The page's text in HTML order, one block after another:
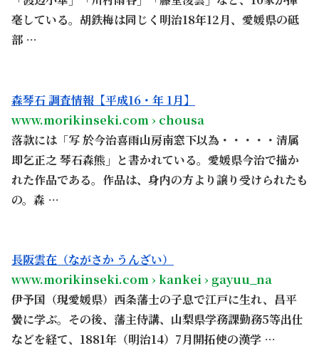
毫している。胡鉄梅は同じく明治18年12月、愛媛県の砥
部 …
森琴石 調査情報【平成16・年 1月】
www.morikinseki.com › chousa
落款には「写 於今治喜雨山房南窓下以為・・・・・清属
即乞正之 琴石森熊」と書かれている。愛媛県今治で描か
れた作品である。作品は、身内の方より譲り受けられたも
の。森 …
長阪雲在（ながさか うんざい）
www.morikinseki.com › kankei › gayuu_na
伊予国（現愛媛県）西条藩士の子息で江戸に生れ、昌平
黌に学ぶ。その後、藩主侍講、山梨県学務課勤務5等出仕
などを経て、1881年（明治14）7月開拓使の漢学 …